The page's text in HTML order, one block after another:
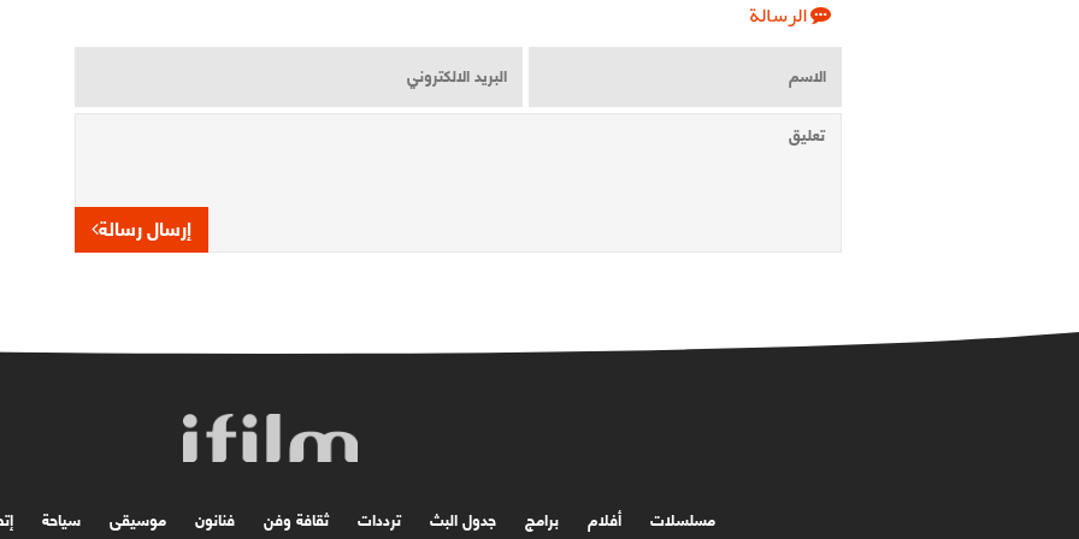
الرسالة
إرسال رسالة
مسلسلات أفلام برامج جدول البث ترددات ثقافة وفن فنانون موسیقی سياحة